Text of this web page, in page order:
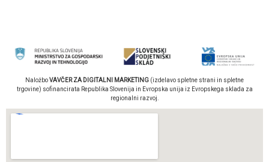
NaložboVAVČER ZA DIGITALNI MARKETING (izdelavo spletne strani in spletne
trgovine) sofinancirata Republika Slovenija in Evropska unija iz Evropskega sklada za
regionalni razvoj.